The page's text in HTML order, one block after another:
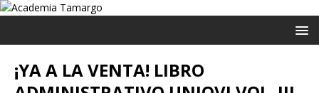
¡YA A LA VENTA! LIBRO